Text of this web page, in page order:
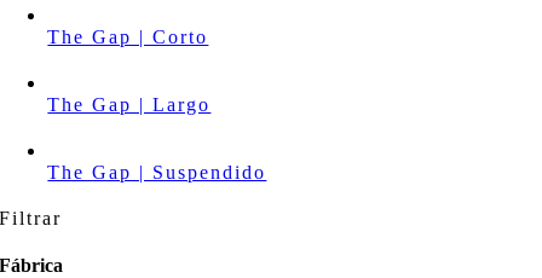
The Gap | Corto
The Gap | Largo
The Gap | Suspendido
Filtrar
Fábrica